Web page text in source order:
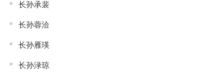
长孙承裴
长孙蓉洽
长孙雁瑛
长孙渌琼